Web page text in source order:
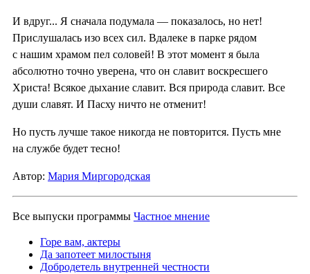
И вдруг... Я сначала подумала — показалось, но нет!
Прислушалась изо всех сил. Вдалеке в парке рядом
с нашим храмом пел соловей! В этот момент я была
абсолютно точно уверена, что он славит воскресшего
Христа! Всякое дыхание славит. Вся природа славит. Все
души славят. И Пасху ничто не отменит!
Но пусть лучше такое никогда не повторится. Пусть мне
на службе будет тесно!
Автор: Мария Миргородская
Все выпуски программы Частное мнение
Горе вам, актеры
Да запотеет милостыня
Добродетель внутренней честности